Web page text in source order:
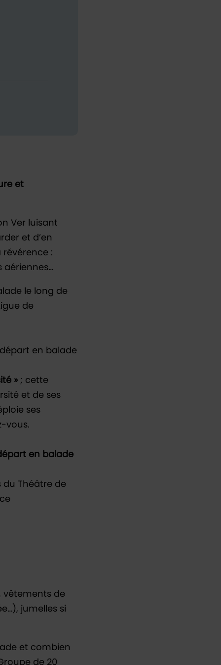
et
Ver luisant
et d’en
:
aériennes…
le long de
de
en balade
» ; cette
et de ses
ses
vous.
en balade
du Théâtre de
vêtements de
jumelles si
et combien
de 20